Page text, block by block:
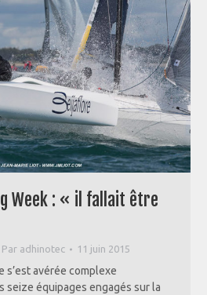
Week : « il fallait être
Par adhinotec 11 juin 2015
s’est avérée complexe
seize équipages engagés sur la